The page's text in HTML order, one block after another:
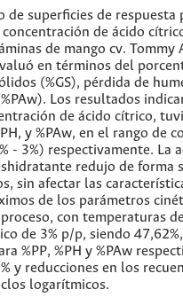
de superficies de
de ácido
de mango cv. Tommy
en términos del
(%GS), pérdida de
Los resultados
de ácido cítrico,
y %PAw, en el rango de
- 3%) respectivamente. La
redujo de forma
sin afectar las
de los parámetros
con temperaturas
de 3% p/p, siendo
%PP, %PH y %PAw
y reducciones en los
logarítmicos.